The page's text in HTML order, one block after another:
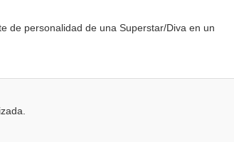
de personalidad de una Superstar/Diva en un